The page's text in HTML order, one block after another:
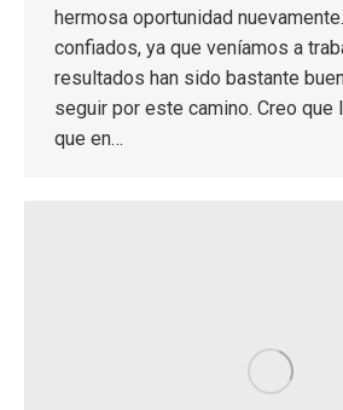
hermosa oportunidad
confiados, ya que veníamos a
resultados han sido bastante
seguir por este camino. Creo que
que en…